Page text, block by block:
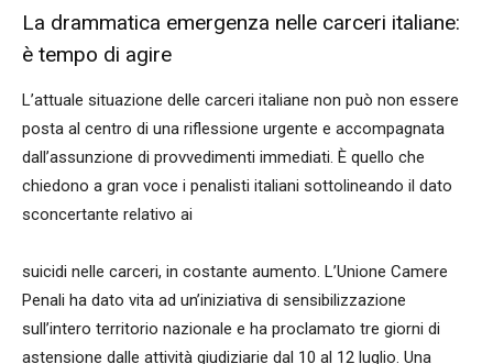
La drammatica emergenza nelle carceri italiane:
è tempo di agire
L’attuale situazione delle carceri italiane non può non essere
posta al centro di una riflessione urgente e accompagnata
dall’assunzione di provvedimenti immediati. È quello che
chiedono a gran voce i penalisti italiani sottolineando il dato
sconcertante relativo ai
suicidi nelle carceri, in costante aumento. L’Unione Camere
Penali ha dato vita ad un’iniziativa di sensibilizzazione
sull’intero territorio nazionale e ha proclamato tre giorni di
astensione dalle attività giudiziarie dal 10 al 12 luglio. Una